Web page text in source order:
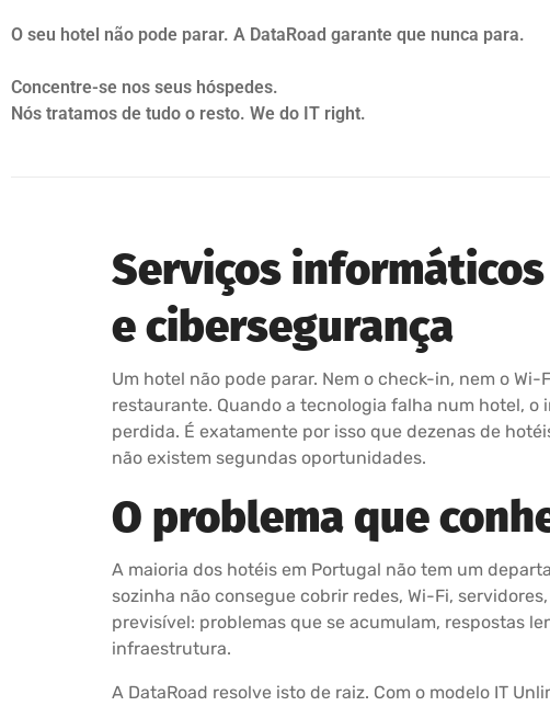
O seu hotel não pode parar. A DataRoad garante que nunca para.
Concentre-se nos seus hóspedes.
Nós tratamos de tudo o resto. We do IT right.
Serviços
e cibersegurança
Um hotel não pode parar. Nem o check-in, nem o
restaurante. Quando a tecnologia falha num hotel,
perdida. É exatamente por isso que dezenas de
não existem segundas oportunidades.
O problema que
A maioria dos hotéis em Portugal não tem um
sozinha não consegue cobrir redes, Wi-Fi,
previsível: problemas que se acumulam, respostas
infraestrutura.
A DataRoad resolve isto de raiz. Com o modelo IT